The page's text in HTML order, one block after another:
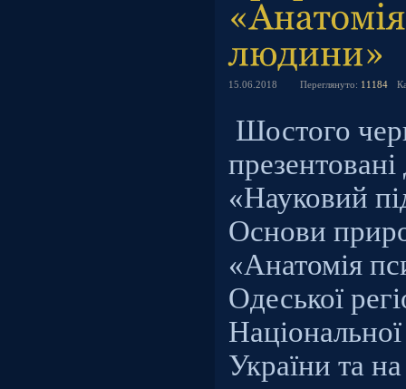
15.06.2018 Переглянуто: 11184
Шостого
«Науковий
Основи
«Анатомія
Одеської
України та